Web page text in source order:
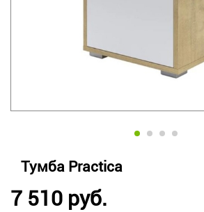
Тумба Practica
7 510 руб.